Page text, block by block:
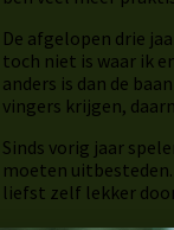
De afgelopen drie
toch niet is waar ik
anders is dan de
vingers krijgen,
Sinds vorig jaar
moeten
liefst zelf lekker